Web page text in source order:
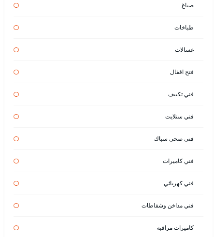
صباغ
طباخات
غسالات
فتح اقفال
فني تكييف
فني ستلايت
فني صحي سباك
فني كاميرات
فني كهربائي
فني مداخن وشفاطات
كاميرات مراقبة